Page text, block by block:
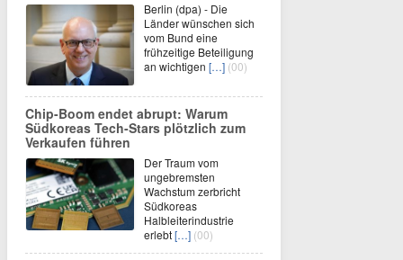
Berlin (dpa) - Die
Länder wünschen sich
vom Bund eine
frühzeitige Beteiligung
an wichtigen […] (00)
Chip-Boom endet abrupt: Warum
Südkoreas Tech-Stars plötzlich zum
Verkaufen führen
Der Traum vom
ungebremsten
Wachstum zerbricht
Südkoreas
Halbleiterindustrie
erlebt[…] (00)